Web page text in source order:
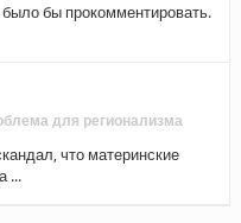
бы прокомментировать.
для регионализма
что материнские
...